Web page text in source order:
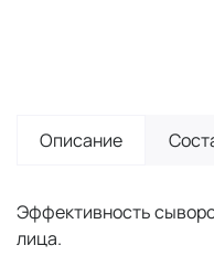
Описание
Эффективность
лица.